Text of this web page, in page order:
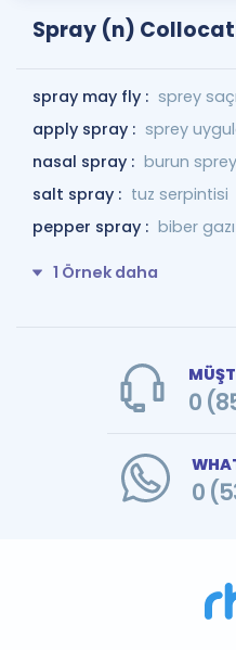
Spray (n)
spray may fly : sprey
apply spray : sprey
nasal spray : burun
salt spray : tuz serpintisi
pepper spray : biber gazı
1 Örnek daha
0
0